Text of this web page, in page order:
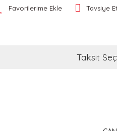
Favorilerime Ekle Tavsiye Et
Taksit